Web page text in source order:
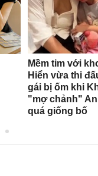
Mềm tim với
Hiển vừa thi
gái bị ốm khi
"mợ chảnh"
quá giống bố